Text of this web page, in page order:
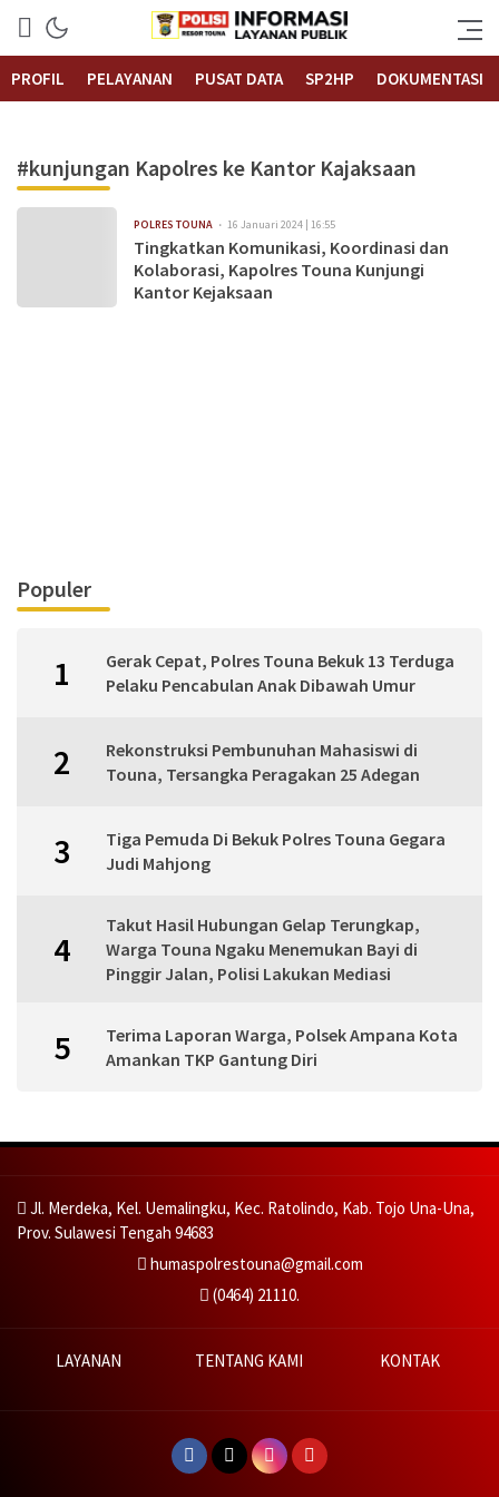
Polrestouna.com
Informasi Layanan Publik
PROFIL
PELAYANAN PUSAT DATA SP2HP DOKUMENTASI
#kunjungan Kapolres ke Kantor Kajaksaan
POLRES TOUNA 16 Januari 2024 | 16:55
Tingkatkan Komunikasi, Koordinasi dan
Kolaborasi, Kapolres Touna Kunjungi
Kantor Kejaksaan
Populer
1
Gerak Cepat, Polres Touna Bekuk 13 Terduga
Pelaku Pencabulan Anak Dibawah Umur
2
Rekonstruksi Pembunuhan Mahasiswi di
Touna, Tersangka Peragakan 25 Adegan
3
Tiga Pemuda Di Bekuk Polres Touna Gegara
Judi Mahjong
4
Takut Hasil Hubungan Gelap Terungkap,
Warga Touna Ngaku Menemukan Bayi di
Pinggir Jalan, Polisi Lakukan Mediasi
5
Terima Laporan Warga, Polsek Ampana Kota
Amankan TKP Gantung Diri
Jl. Merdeka, Kel. Uemalingku, Kec. Ratolindo, Kab. Tojo Una-Una,
Prov. Sulawesi Tengah 94683
humaspolrestouna@gmail.com
(0464) 21110.
LAYANAN TENTANG KAMI KONTAK